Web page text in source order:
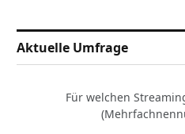
Aktuelle Umfrage
Für welchen